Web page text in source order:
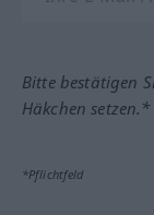
Bitte bestätigen
Häkchen setzen.*
*Pflichtfeld